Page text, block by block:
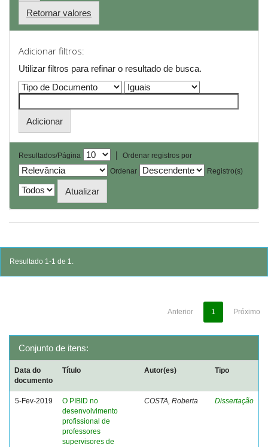
Retornar valores
Adicionar filtros:
Utilizar filtros para refinar o resultado de busca.
Resultados/Página |
Ordenar registros por
Ordenar
Registro(s)
Resultado 1-1 de 1.
Anterior 1 Próximo
Conjunto de itens:
Data do
documento
Título Autor(es) Tipo
5-Fev-2019
O PIBID no
desenvolvimento
profissional de
professores
supervisores de
COSTA, Roberta Dissertação